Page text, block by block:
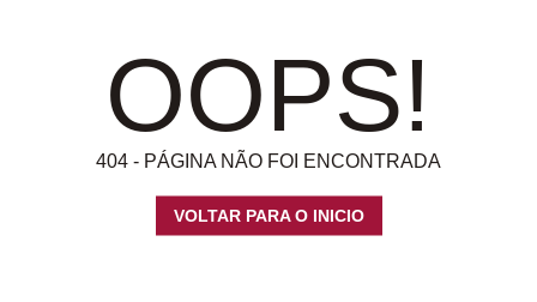
OOPS!
404 - PÁGINA NÃO FOI ENCONTRADA
VOLTAR PARA O INICIO